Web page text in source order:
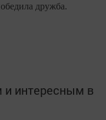
дружба.
интересным в